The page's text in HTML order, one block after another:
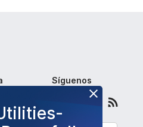
Síguenos